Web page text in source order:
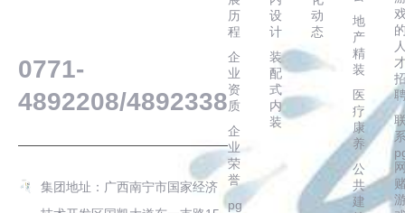
0771-
4892208/4892338
集团地址：广西南宁市国家经济
历
程
企
业
资
质
企
业
荣
誉
pg
设
计
装
配
式
内
装
动
态
地
产
精
装
医
疗
康
养
公
共
建